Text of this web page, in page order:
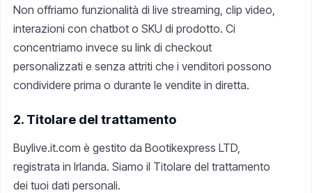
Non offriamo funzionalità di live streaming, clip video,
interazioni con chatbot o SKU di prodotto. Ci
concentriamo invece su link di checkout
personalizzati e senza attriti che i venditori possono
condividere prima o durante le vendite in diretta.
2. Titolare del trattamento
Buylive.it.com è gestito da Bootikexpress LTD,
registrata in Irlanda. Siamo il Titolare del trattamento
dei tuoi dati personali.